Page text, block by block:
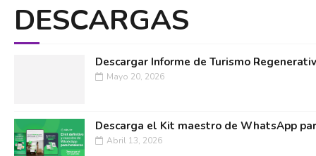
DESCARGAS
Descargar Informe de Turismo
Mayo 20, 2026
Descarga el Kit maestro de WhatsApp
Abril 13, 2026